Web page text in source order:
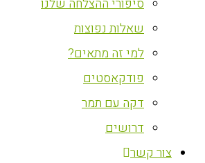
סיפורי ההצלחה שלנו
שאלות נפוצות
למי זה מתאים?
פודקאסטים
דקה עם תמר
דרושים
צור קשר